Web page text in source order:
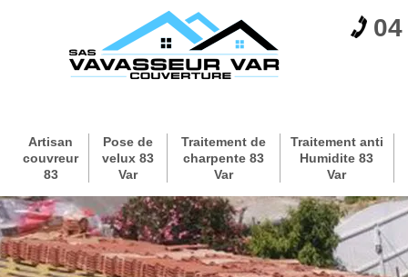
Artisan
couvreur
83
Pose de
velux 83
Var
Traitement de
charpente 83
Var
Traitement anti
Humidite 83
Var